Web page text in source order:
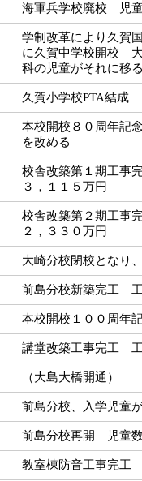
海軍兵学校廃校 児
学制改革により久賀
に久賀中学校開校
科の児童がそれに移
久賀小学校PTA結成
本校開校８０周年記
を改める
校舎改築第１期工事
３，１１５万円
校舎改築第２期工事
２，３３０万円
大崎分校閉校となり
前島分校新築完工
本校開校１００周年
講堂改築工事完工
（大島大橋開通）
前島分校、入学児童
前島分校再開 児童
教室棟防音工事完工